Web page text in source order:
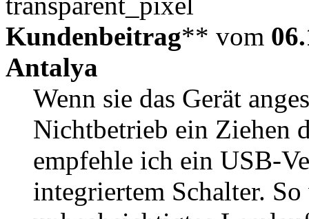
Kundenbeitrag** vom
Antalya
Wenn sie das Gerät
Nichtbetrieb ein Ziehen
empfehle ich ein USB-
integriertem Schalter.